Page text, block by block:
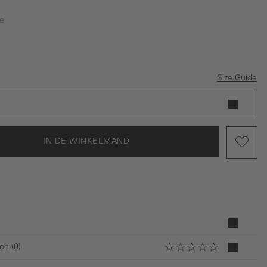
Size Guide
IN DE WINKELMAND
(0)